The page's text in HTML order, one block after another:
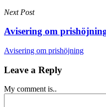
Next Post
Avisering om
Avisering om prishöjning
Leave a Reply
My comment is..